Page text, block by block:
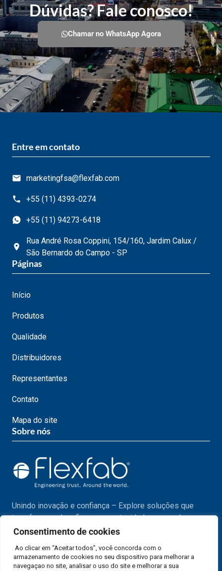
Consentimento de cookies
Ao clicar em “Aceitar todos”, você concorda com o
armazenamento de cookies no seu dispositivo para melhorar a
navegaçao no site, analisar o uso do site e melhorar a sua
Dúvidas? Fale conosco!
Chamar no WhatsApp Agora
Entre em contato
marketingfsa@flexfab.com
+55 (11) 4393-0274
+55 (11) 94273-6418
Rua André Rosa Coppini, 154/160, Jardim Calux /
São Bernardo do Campo - SP
Páginas
Início
Produtos
Qualidade
Distribuidores
Representantes
Contato
Mapa do site
Sobre nós
Unindo inovação e confiança – Explore soluções que
transformam desafios em oportunidades em cada passo
do seu projeto.